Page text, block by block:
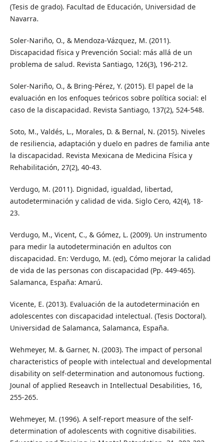
(Tesis de grado). Facultad de Educación, Universidad de
Navarra.
Soler-Nariño, O., & Mendoza-Vázquez, M. (2011).
Discapacidad física y Prevención Social: más allá de un
problema de salud. Revista Santiago, 126(3), 196-212.
Soler-Nariño, O., & Bring-Pérez, Y. (2015). El papel de la
evaluación en los enfoques teóricos sobre política social: el
caso de la discapacidad. Revista Santiago, 137(2), 524-548.
Soto, M., Valdés, L., Morales, D. & Bernal, N. (2015). Niveles
de resiliencia, adaptación y duelo en padres de familia ante
la discapacidad. Revista Mexicana de Medicina Física y
Rehabilitación, 27(2), 40-43.
Verdugo, M. (2011). Dignidad, igualdad, libertad,
autodeterminación y calidad de vida. Siglo Cero, 42(4), 18-
23.
Verdugo, M., Vicent, C., & Gómez, L. (2009). Un instrumento
para medir la autodeterminación en adultos con
discapacidad. En: Verdugo, M. (ed), Cómo mejorar la calidad
de vida de las personas con discapacidad (Pp. 449-465).
Salamanca, España: Amarú.
Vicente, E. (2013). Evaluación de la autodeterminación en
adolescentes con discapacidad intelectual. (Tesis Doctoral).
Universidad de Salamanca, Salamanca, España.
Wehmeyer, M. & Garner, N. (2003). The impact of personal
characteristics of people with intelectual and developmental
disability on self-determination and autonomous fuctiong.
Jounal of applied Reseavch in Intellectual Desabilities, 16,
255-265.
Wehmeyer, M. (1996). A self-report measure of the self-
determination of adolescents with cognitive disabilities.